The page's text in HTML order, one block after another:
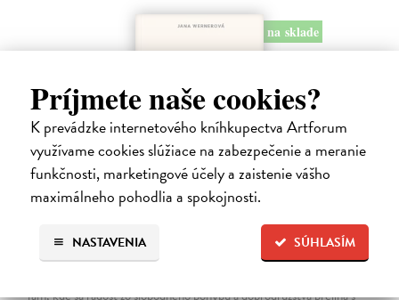
Príjmete naše cookies?
K prevádzke internetového kníhkupectva Artforum
využívame cookies slúžiace na zabezpečenie a meranie
funkčnosti, marketingové účely a zaistenie vášho
maximálneho pohodlia a spokojnosti.
SÚHLASÍM
NASTAVENIA
na sklade
Kolotočárka
Tam, kde sa radosť zo slobodného pohybu a dobrodružstva prelína s